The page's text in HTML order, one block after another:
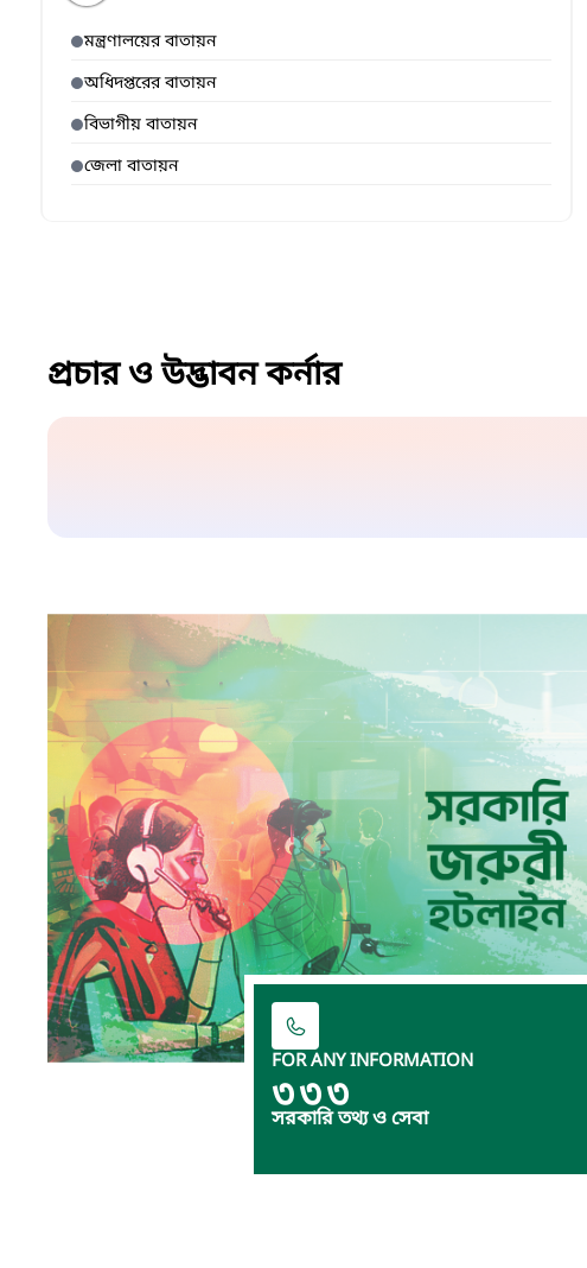
মন্ত্রণালয়ের বাতায়ন
অধিদপ্তরের বাতায়ন
বিভাগীয় বাতায়ন
জেলা বাতায়ন
প্রচার ও উদ্ভাবন কর্নার
FOR ANY INFORMATION
৩৩৩
সরকারি তথ্য ও সেবা